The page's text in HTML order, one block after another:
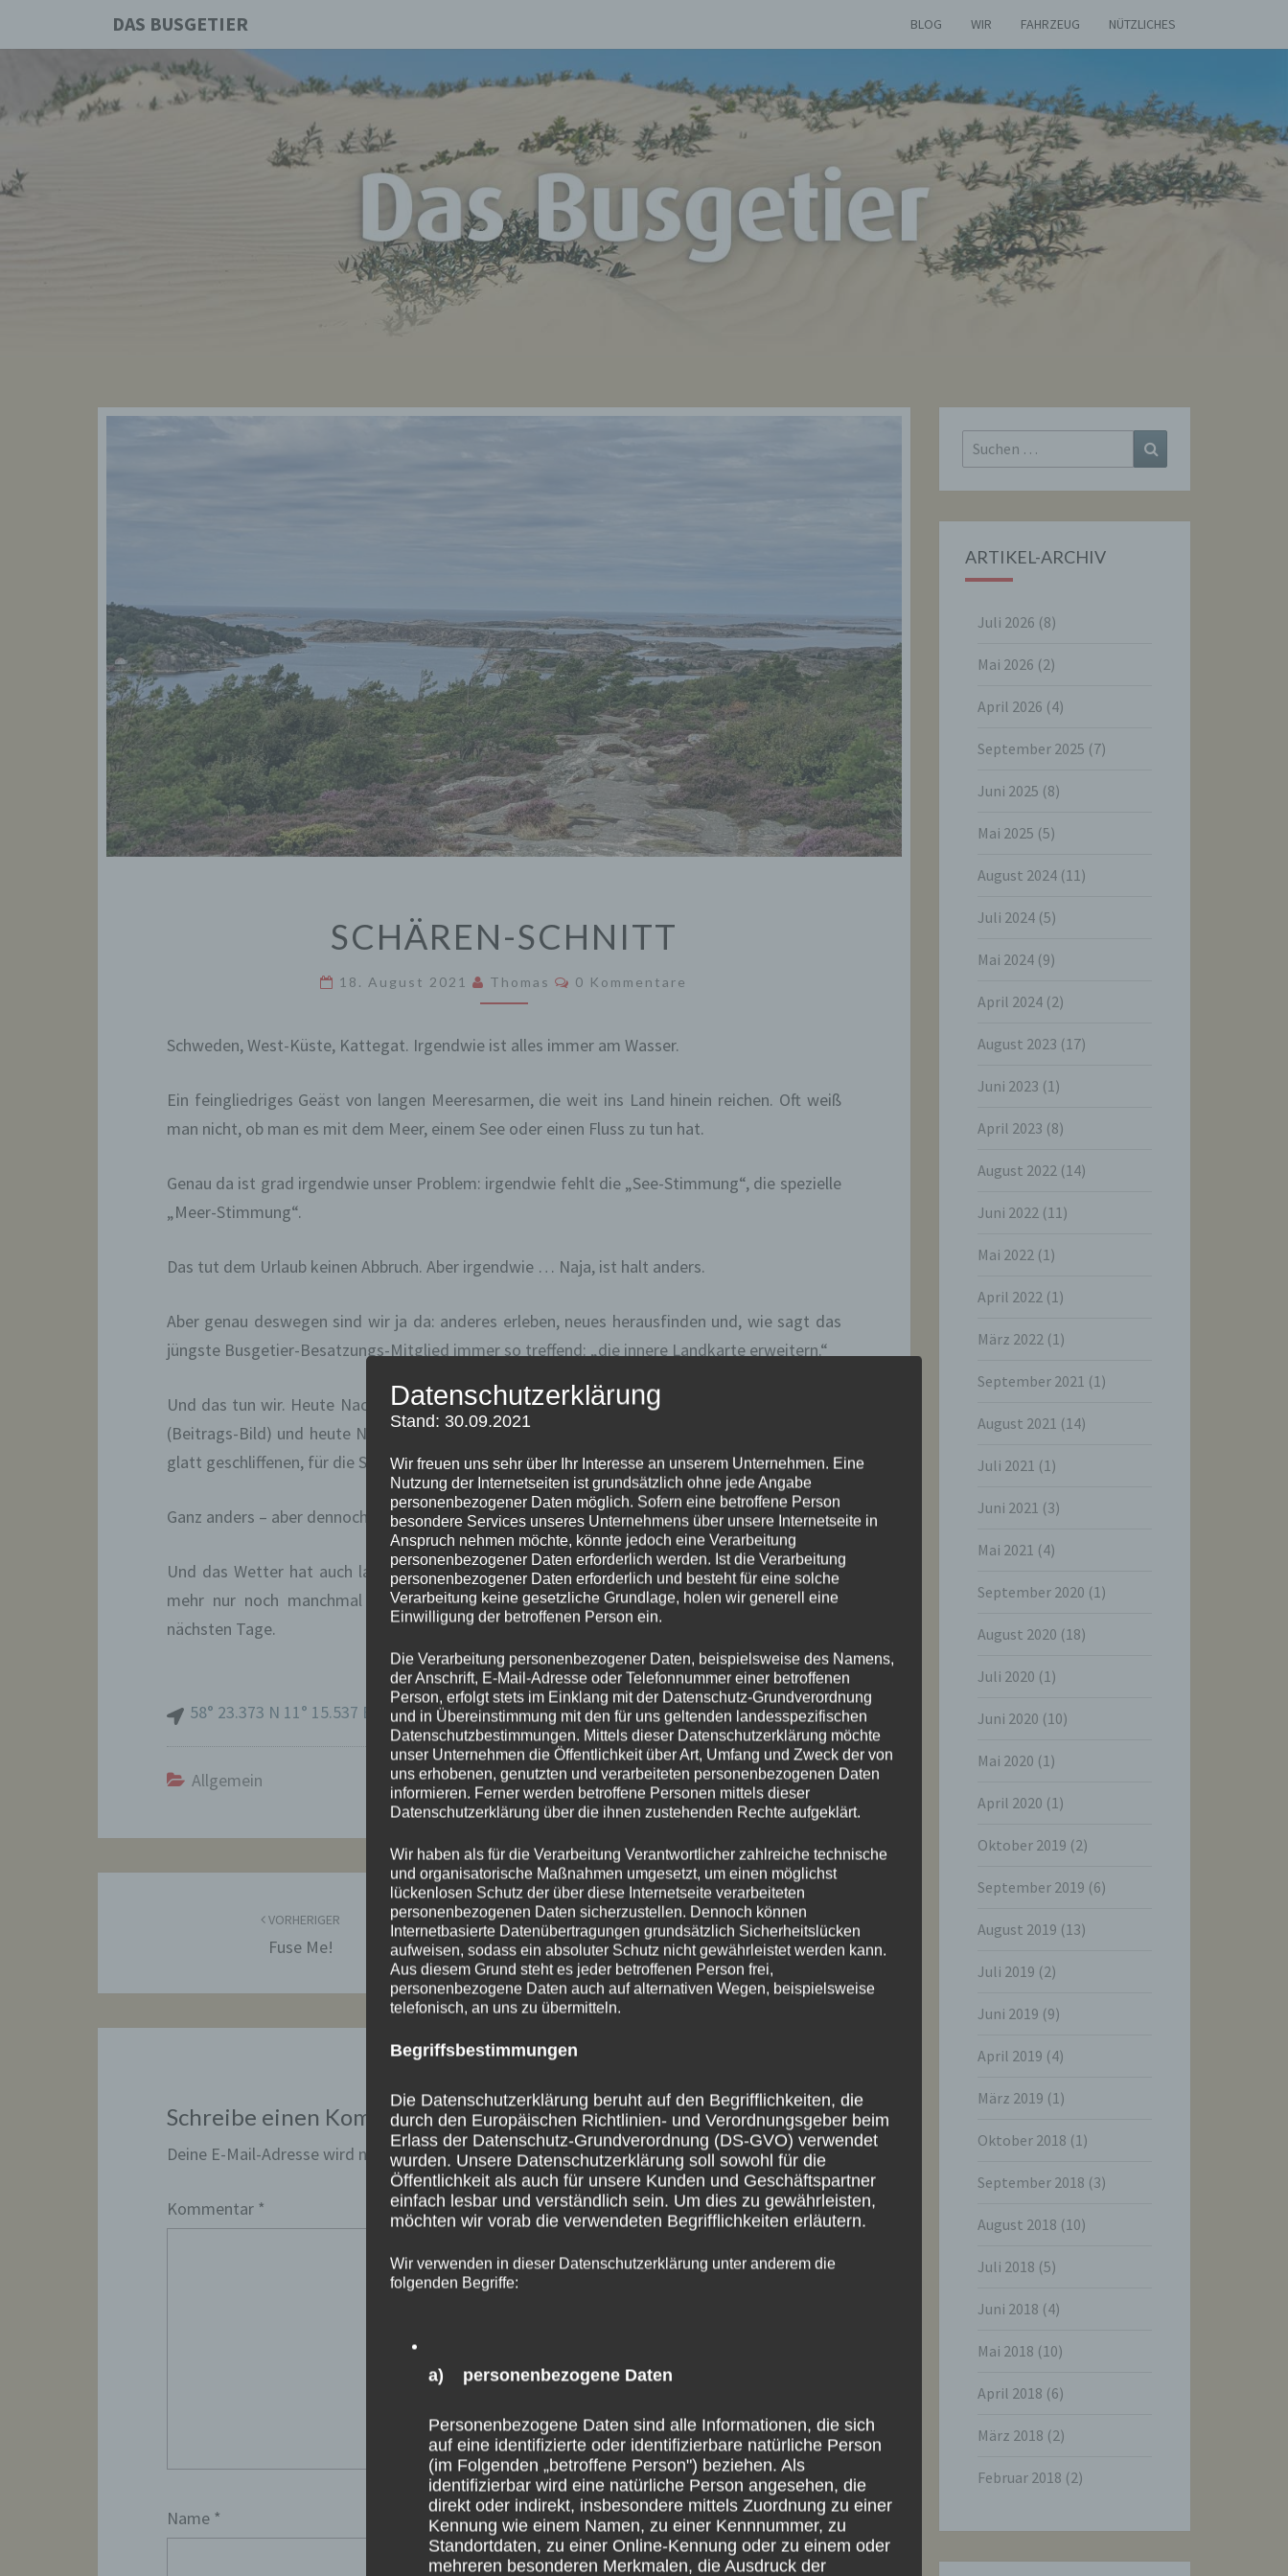
DAS BUSGETIER BLOG WIR FAHRZEUG NÜTZLICHES
DAS
BUSGETIER
Unterwegs
Mit Mr. Vu
SCHNITT
SCHÄREN-SCHNITT
18. August 2021 Thomas Kommentare
0 Kommentare
Schweden, West-Küste, Kattegat. Irgendwie ist alles immer am Wasser.
Ein feingliedriges Geäst von langen Meeresarmen, die weit ins Land hinein reichen. Oft weiß
man nicht, ob man es mit dem Meer, einem See oder einen Fluss zu tun hat.
Genau da ist grad irgendwie unser Problem: irgendwie fehlt die „See-Stimmung“, die spezielle
„Meer-Stimmung“.
Das tut dem Urlaub keinen Abbruch. Aber irgendwie … Naja, ist halt anders.
Aber genau deswegen sind wir ja da: anderes erleben, neues herausfinden und, wie sagt das
jüngste Busgetier-Besatzungs-Mitglied immer so treffend: „die innere Landkarte erweitern.“
Und das tun wir. Heute Nachmittag auf einer spontanen Wanderung durch und bei Fjällbacka
(Beitrags-Bild) und heute Nacht auf einen Campingplatz direkt in den von der letzten Eiszeit
glatt geschliffenen, für die Schären so typischen Fels-Buckeln.
Ganz anders – aber dennoch wunderbar!
Und das Wetter hat auch langsam Erbarmen: zwar nie über 20°C aber immerhin kein Regen
mehr nur noch manchmal bösartiger Wind und oft Sonne. Soll noch besser werden, die
nächsten Tage.
58° 23.373 N 11° 15.537 E
Allgemein
VORHERIGER
Fuse Me!
NÄCHSTER
Alter Schwede!
Schreibe einen Kommentar
Deine E-Mail-Adresse wird nicht veröffentlicht.Erforderliche Felder sind mit*markiert
Kommentar *
Name *
Suchen
nach:
ARTIKEL-ARCHIV
Juli 2026 (8)
Mai 2026 (2)
April 2026 (4)
September 2025 (7)
Juni 2025 (8)
Mai 2025 (5)
August 2024(11)
Juli 2024(5)
Mai 2024(9)
April 2024(2)
August 2023 (17)
Juni 2023 (1)
April 2023 (8)
August 2022(14)
Juni 2022(11)
Mai 2022(1)
April 2022(1)
März 2022(1)
September 2021 (1)
August 2021 (14)
Juli 2021 (1)
Juni 2021 (3)
Mai 2021 (4)
September 2020 (1)
August 2020 (18)
Juli 2020 (1)
Juni 2020 (10)
Mai 2020 (1)
April 2020 (1)
Oktober 2019 (2)
September 2019 (6)
August 2019 (13)
Juli 2019 (2)
Juni 2019 (9)
April 2019 (4)
März 2019 (1)
Oktober 2018 (1)
September 2018 (3)
August 2018 (10)
Juli 2018 (5)
Juni 2018 (4)
Mai 2018 (10)
April 2018 (6)
März 2018 (2)
Februar 2018 (2)
Datenschutzerklärung
Stand: 30.09.2021
Wir freuen uns sehr über Ihr Interesse an unserem Unternehmen. Eine
Nutzung der Internetseiten ist grundsätzlich ohne jede Angabe
personenbezogener Daten möglich. Sofern eine betroffene Person
besondere Services unseres Unternehmens über unsere Internetseite in
Anspruch nehmen möchte, könnte jedoch eine Verarbeitung
personenbezogener Daten erforderlich werden. Ist die Verarbeitung
personenbezogener Daten erforderlich und besteht für eine solche
Verarbeitung keine gesetzliche Grundlage, holen wir generell eine
Einwilligung der betroffenen Person ein.
Die Verarbeitung personenbezogener Daten, beispielsweise des Namens,
der Anschrift, E-Mail-Adresse oder Telefonnummer einer betroffenen
Person, erfolgt stets im Einklang mit der Datenschutz-Grundverordnung
und in Übereinstimmung mit den für uns geltenden landesspezifischen
Datenschutzbestimmungen. Mittels dieser Datenschutzerklärung möchte
unser Unternehmen die Öffentlichkeit über Art, Umfang und Zweck der von
uns erhobenen, genutzten und verarbeiteten personenbezogenen Daten
informieren. Ferner werden betroffene Personen mittels dieser
Datenschutzerklärung über die ihnen zustehenden Rechte aufgeklärt.
Wir haben als für die Verarbeitung Verantwortlicher zahlreiche technische
und organisatorische Maßnahmen umgesetzt, um einen möglichst
lückenlosen Schutz der über diese Internetseite verarbeiteten
personenbezogenen Daten sicherzustellen. Dennoch können
Internetbasierte Datenübertragungen grundsätzlich Sicherheitslücken
aufweisen, sodass ein absoluter Schutz nicht gewährleistet werden kann.
Aus diesem Grund steht es jeder betroffenen Person frei,
personenbezogene Daten auch auf alternativen Wegen, beispielsweise
telefonisch, an uns zu übermitteln.
Begriffsbestimmungen
Die Datenschutzerklärung beruht auf den Begrifflichkeiten, die
durch den Europäischen Richtlinien- und Verordnungsgeber beim
Erlass der Datenschutz-Grundverordnung (DS-GVO) verwendet
wurden. Unsere Datenschutzerklärung soll sowohl für die
Öffentlichkeit als auch für unsere Kunden und Geschäftspartner
einfach lesbar und verständlich sein. Um dies zu gewährleisten,
möchten wir vorab die verwendeten Begrifflichkeiten erläutern.
Wir verwenden in dieser Datenschutzerklärung unter anderem die
folgenden Begriffe:
a) personenbezogene Daten
Personenbezogene Daten sind alle Informationen, die sich
auf eine identifizierte oder identifizierbare natürliche Person
(im Folgenden „betroffene Person") beziehen. Als
identifizierbar wird eine natürliche Person angesehen, die
direkt oder indirekt, insbesondere mittels Zuordnung zu einer
Kennung wie einem Namen, zu einer Kennnummer, zu
Standortdaten, zu einer Online-Kennung oder zu einem oder
mehreren besonderen Merkmalen, die Ausdruck der